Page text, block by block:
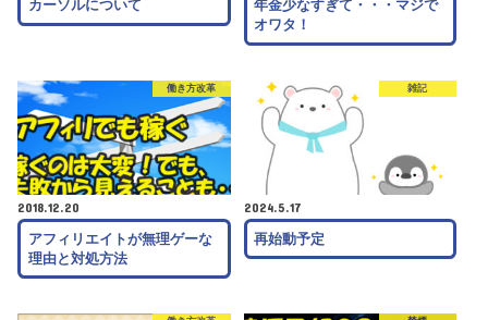
カーソルについて
年金少なすぎて・・・マジで
オワタ！
働き方改革
2018.12.20
アフィリエイトが無理ゲーな
理由と対処方法
雑記
2024.5.17
再始動予定